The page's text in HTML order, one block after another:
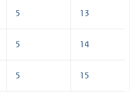
5 13
5 14
5 15